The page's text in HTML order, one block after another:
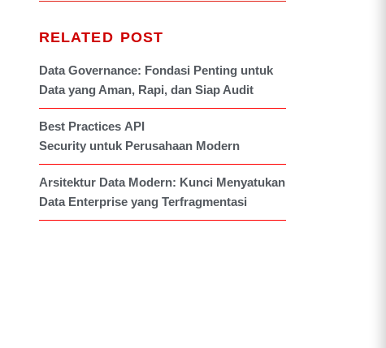
RELATED POST
Data Governance: Fondasi Penting untuk
Data yang Aman, Rapi, dan Siap Audit
Best Practices API
Security untuk Perusahaan Modern
Arsitektur Data Modern: Kunci Menyatukan
Data Enterprise yang Terfragmentasi